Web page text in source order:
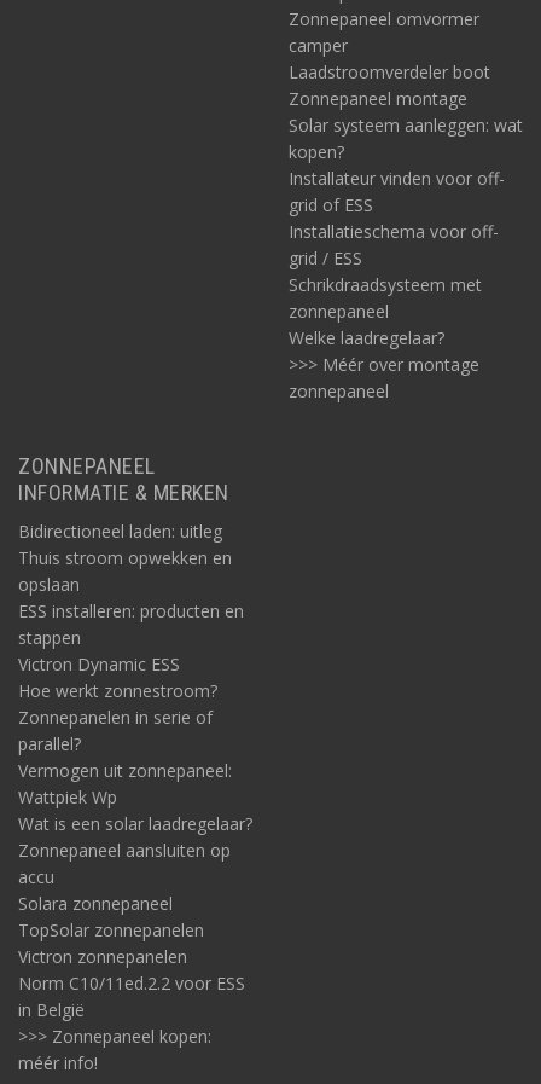
Zonnepaneel omvormer
camper
Laadstroomverdeler boot
Zonnepaneel montage
Solar systeem aanleggen: wat
kopen?
Installateur vinden voor off-
grid of ESS
Installatieschema voor off-
grid / ESS
Schrikdraadsysteem met
zonnepaneel
Welke laadregelaar?
>>> Méér over montage
zonnepaneel
ZONNEPANEEL
INFORMATIE & MERKEN
Bidirectioneel laden: uitleg
Thuis stroom opwekken en
opslaan
ESS installeren: producten en
stappen
Victron Dynamic ESS
Hoe werkt zonnestroom?
Zonnepanelen in serie of
parallel?
Vermogen uit zonnepaneel:
Wattpiek Wp
Wat is een solar laadregelaar?
Zonnepaneel aansluiten op
accu
Solara zonnepaneel
TopSolar zonnepanelen
Victron zonnepanelen
Norm C10/11ed.2.2 voor ESS
in België
>>> Zonnepaneel kopen:
méér info!